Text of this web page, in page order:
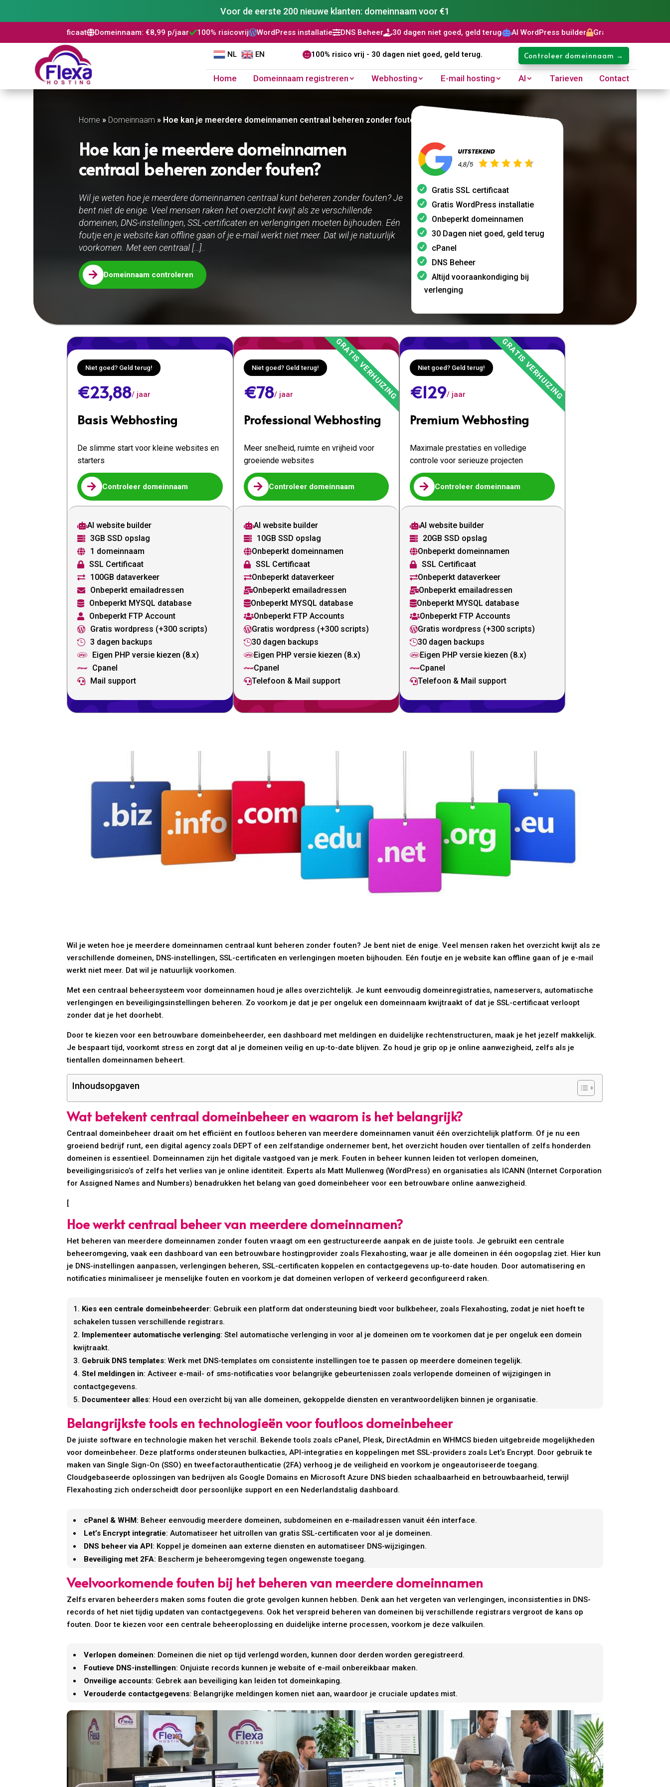
Voor de eerste 200 nieuwe klanten: domeinnaam voor €1
Domeinnaam: €8,99 p/jaar 100% risicovrijWordPress installatieDNS Beheer30 dagen niet goed, geld terugAI WordPress builderGratis SSL certificaat
NL EN 100% risico vrij - 30 dagen niet goed, geld terug. Controleer domeinnaam →
Home Domeinnaam registreren Webhosting E-mail hosting AI Tarieven Contact
Home » Domeinnaam » Hoe kan je meerdere domeinnamen centraal beheren zonder fouten?
Hoe kan je meerdere domeinnamen
centraal beheren zonder fouten?
Wil je weten hoe je meerdere domeinnamen centraal kunt beheren zonder fouten? Je
bent niet de enige. Veel mensen raken het overzicht kwijt als ze verschillende
domeinen, DNS-instellingen, SSL-certificaten en verlengingen moeten bijhouden. Eén
foutje en je website kan offline gaan of je e-mail werkt niet meer. Dat wil je natuurlijk
voorkomen. Met een centraal […]..
 Domeinnaam controleren
Gratis SSL certificaat
Gratis WordPress installatie
Onbeperkt domeinnamen
30 Dagen niet goed, geld terug
cPanel
DNS Beheer
Altijd vooraankondiging bij
verlenging
Niet goed? Geld terug!
€23,88/ jaar
Basis Webhosting
De slimme start voor kleine websites en
starters
 Controleer domeinnaam
AI website builder
 3GB SSD opslag
 1 domeinnaam
 SSL Certificaat
 100GB dataverkeer
 Onbeperkt emailadressen
 Onbeperkt MYSQL database
 Onbeperkt FTP Account
 Gratis wordpress (+300 scripts)
 3 dagen backups
 Eigen PHP versie kiezen (8.x)
 Cpanel
 Mail support
Niet goed? Geld terug!
€78/ jaar
Professional Webhosting
Meer snelheid, ruimte en vrijheid voor
groeiende websites
 Controleer domeinnaam
AI website builder
 10GB SSD opslag
Onbeperkt domeinnamen
 SSL Certificaat
Onbeperkt dataverkeer
Onbeperkt emailadressen
Onbeperkt MYSQL database
Onbeperkt FTP Accounts
Gratis wordpress (+300 scripts)
30 dagen backups
Eigen PHP versie kiezen (8.x)
Cpanel
Telefoon & Mail support
Niet goed? Geld terug!
€129/ jaar
Premium Webhosting
Maximale prestaties en volledige
controle voor serieuze projecten
 Controleer domeinnaam
AI website builder
 20GB SSD opslag
Onbeperkt domeinnamen
 SSL Certificaat
Onbeperkt dataverkeer
Onbeperkt emailadressen
Onbeperkt MYSQL database
Onbeperkt FTP Accounts
Gratis wordpress (+300 scripts)
30 dagen backups
Eigen PHP versie kiezen (8.x)
Cpanel
Telefoon & Mail support
Wil je weten hoe je meerdere domeinnamen centraal kunt beheren zonder fouten? Je bent niet de enige. Veel mensen raken het overzicht kwijt als ze
verschillende domeinen, DNS-instellingen, SSL-certificaten en verlengingen moeten bijhouden. Eén foutje en je website kan offline gaan of je e-mail
werkt niet meer. Dat wil je natuurlijk voorkomen.
Met een centraal beheersysteem voor domeinnamen houd je alles overzichtelijk. Je kunt eenvoudig domeinregistraties, nameservers, automatische
verlengingen en beveiligingsinstellingen beheren. Zo voorkom je dat je per ongeluk een domeinnaam kwijtraakt of dat je SSL-certificaat verloopt
zonder dat je het doorhebt.
Door te kiezen voor een betrouwbare domeinbeheerder, een dashboard met meldingen en duidelijke rechtenstructuren, maak je het jezelf makkelijk.
Je bespaart tijd, voorkomt stress en zorgt dat al je domeinen veilig en up-to-date blijven. Zo houd je grip op je online aanwezigheid, zelfs als je
tientallen domeinnamen beheert.
Inhoudsopgaven
Wat betekent centraal domeinbeheer en waarom is het belangrijk?
Centraal domeinbeheer draait om het efficiënt en foutloos beheren van meerdere domeinnamen vanuit één overzichtelijk platform. Of je nu een
groeiend bedrijf runt, een digital agency zoals DEPT of een zelfstandige ondernemer bent, het overzicht houden over tientallen of zelfs honderden
domeinen is essentieel. Domeinnamen zijn het digitale vastgoed van je merk. Fouten in beheer kunnen leiden tot verlopen domeinen,
beveiligingsrisico’s of zelfs het verlies van je online identiteit. Experts als Matt Mullenweg (WordPress) en organisaties als ICANN (Internet Corporation
for Assigned Names and Numbers) benadrukken het belang van goed domeinbeheer voor een betrouwbare online aanwezigheid.
[
Hoe werkt centraal beheer van meerdere domeinnamen?
Het beheren van meerdere domeinnamen zonder fouten vraagt om een gestructureerde aanpak en de juiste tools. Je gebruikt een centrale
beheeromgeving, vaak een dashboard van een betrouwbare hostingprovider zoals Flexahosting, waar je alle domeinen in één oogopslag ziet. Hier kun
je DNS-instellingen aanpassen, verlengingen beheren, SSL-certificaten koppelen en contactgegevens up-to-date houden. Door automatisering en
notificaties minimaliseer je menselijke fouten en voorkom je dat domeinen verlopen of verkeerd geconfigureerd raken.
Kies een centrale domeinbeheerder: Gebruik een platform dat ondersteuning biedt voor bulkbeheer, zoals Flexahosting, zodat je niet hoeft te
schakelen tussen verschillende registrars.
Implementeer automatische verlenging: Stel automatische verlenging in voor al je domeinen om te voorkomen dat je per ongeluk een domein
kwijtraakt.
Gebruik DNS templates: Werk met DNS-templates om consistente instellingen toe te passen op meerdere domeinen tegelijk.
Stel meldingen in: Activeer e-mail- of sms-notificaties voor belangrijke gebeurtenissen zoals verlopende domeinen of wijzigingen in
contactgegevens.
Documenteer alles: Houd een overzicht bij van alle domeinen, gekoppelde diensten en verantwoordelijken binnen je organisatie.
Belangrijkste tools en technologieën voor foutloos domeinbeheer
De juiste software en technologie maken het verschil. Bekende tools zoals cPanel, Plesk, DirectAdmin en WHMCS bieden uitgebreide mogelijkheden
voor domeinbeheer. Deze platforms ondersteunen bulkacties, API-integraties en koppelingen met SSL-providers zoals Let’s Encrypt. Door gebruik te
maken van Single Sign-On (SSO) en tweefactorauthenticatie (2FA) verhoog je de veiligheid en voorkom je ongeautoriseerde toegang.
Cloudgebaseerde oplossingen van bedrijven als Google Domains en Microsoft Azure DNS bieden schaalbaarheid en betrouwbaarheid, terwijl
Flexahosting zich onderscheidt door persoonlijke support en een Nederlandstalig dashboard.
cPanel & WHM: Beheer eenvoudig meerdere domeinen, subdomeinen en e-mailadressen vanuit één interface.
Let’s Encrypt integratie: Automatiseer het uitrollen van gratis SSL-certificaten voor al je domeinen.
DNS beheer via API: Koppel je domeinen aan externe diensten en automatiseer DNS-wijzigingen.
Beveiliging met 2FA: Bescherm je beheeromgeving tegen ongewenste toegang.
Veelvoorkomende fouten bij het beheren van meerdere domeinnamen
Zelfs ervaren beheerders maken soms fouten die grote gevolgen kunnen hebben. Denk aan het vergeten van verlengingen, inconsistenties in DNS-
records of het niet tijdig updaten van contactgegevens. Ook het verspreid beheren van domeinen bij verschillende registrars vergroot de kans op
fouten. Door te kiezen voor een centrale beheeroplossing en duidelijke interne processen, voorkom je deze valkuilen.
Verlopen domeinen: Domeinen die niet op tijd verlengd worden, kunnen door derden worden geregistreerd.
Foutieve DNS-instellingen: Onjuiste records kunnen je website of e-mail onbereikbaar maken.
Onveilige accounts: Gebrek aan beveiliging kan leiden tot domeinkaping.
Verouderde contactgegevens: Belangrijke meldingen komen niet aan, waardoor je cruciale updates mist.